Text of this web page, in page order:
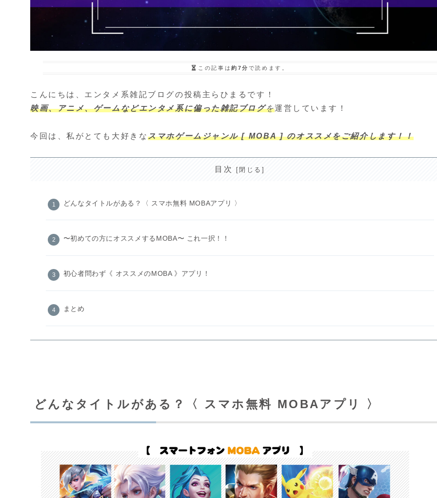
この記事は約7分 で読めます。
こんにちは、エンタメ系雑記ブログの投稿主らひまるです！
映画、アニメ、ゲームなどエンタメ系に偏った雑記ブログを運営しています！
今回は、私がとても大好きなスマホゲームジャンル [ MOBA ] のオススメをご紹介します！！
目次
どんなタイトルがある？〈 スマホ無料 MOBAアプリ 〉
〜初めての方にオススメするMOBA〜 これ一択！！
初心者問わず《 オススメのMOBA 》アプリ！
まとめ
どんなタイトルがある？〈 スマホ無料 MOBAアプリ 〉